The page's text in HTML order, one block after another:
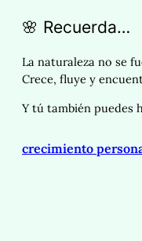
🌸 Recuerda…
La naturaleza no se
Crece, fluye y
Y tú también puedes
crecimiento